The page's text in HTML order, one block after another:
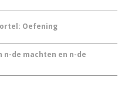
Oefening
n-de machten en n-de